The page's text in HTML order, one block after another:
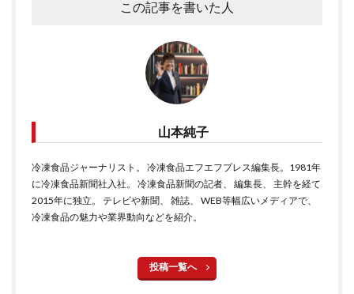
この記事を書いた人
山本純子
冷凍食品ジャーナリスト。 冷凍食品エフエフプレス編集長。1981年
に冷凍食品新聞社入社。 冷凍食品新聞の記者、 編集長、 主幹を経て
2015年に独立。 テレビや新聞、 雑誌、 WEB等幅広いメディアで、
冷凍食品の魅力や業界動向などを紹介。
投稿一覧へ